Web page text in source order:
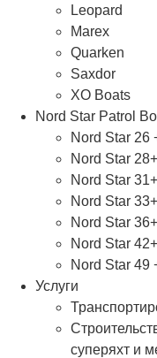
Leopard
Marex
Quarken
Saxdor
XO Boats
Nord Star Patrol
Nord Star 26
Nord Star 28+
Nord Star 31+
Nord Star 33+
Nord Star 36+
Nord Star 42+
Nord Star 49
Услуги
суперяхт и